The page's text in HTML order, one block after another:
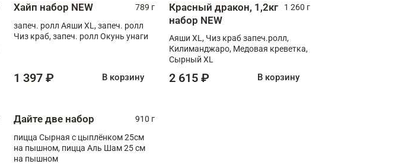
Хайп набор NEW
789 г
запеч. ролл Аяши XL, запеч. ролл
Чиз краб, запеч. ролл Окунь унаги
1 397 ₽ В корзину
Красный дракон, 1,2кг
набор NEW
1 260 г
Аяши XL, Чиз краб запеч.ролл,
Килиманджаро, Медовая креветка,
Сырный XL
2 615 ₽ В корзину
Дайте две набор
910 г
пицца Сырная с цыплёнком 25см
на пышном, пицца Аль Шам 25 см
на пышном